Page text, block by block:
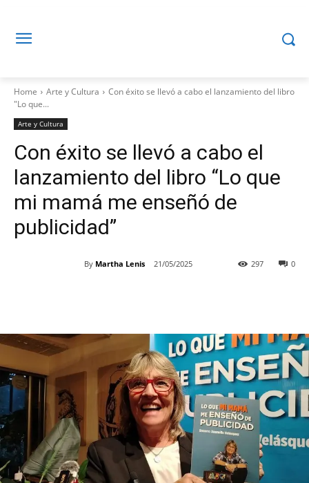
Home Arte y Cultura
Con éxito se llevó a cabo el lanzamiento del libro
"Lo que...
Arte y Cultura
Con éxito se llevó a cabo el
lanzamiento del libro “Lo que
mi mamá me enseñó de
publicidad”
By Martha Lenis 21/05/2025 0
297